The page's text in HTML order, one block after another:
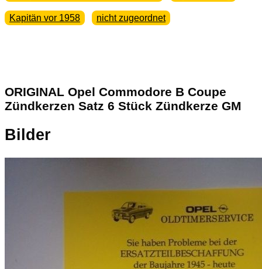
Kapitän vor 1958 nicht zugeordnet
ORIGINAL Opel Commodore B Coupe
Zündkerzen Satz 6 Stück Zündkerze GM
Bilder